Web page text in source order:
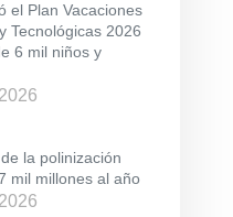
el Plan Vacaciones
Tecnológicas 2026
6 mil niños y
la polinización
mil millones al año